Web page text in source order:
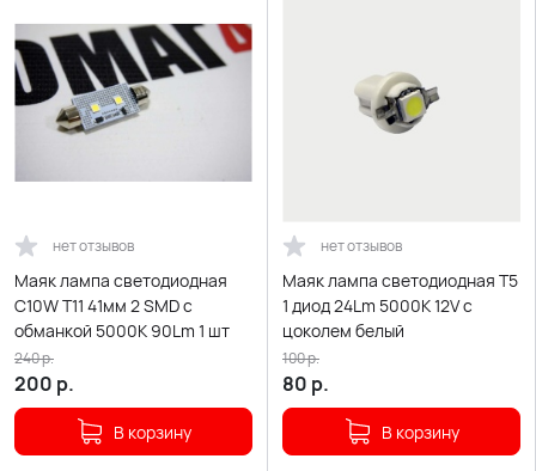
нет отзывов
Маяк лампа светодиодная
С10W T11 41мм 2 SMD c
обманкой 5000K 90Lm 1 шт
200 р.
240р.
В корзину
нет отзывов
Маяк лампа светодиодная T5
1 диод 24Lm 5000K 12V с
цоколем белый
80 р.
100р.
В корзину